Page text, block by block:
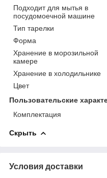
Подходит для мытья в
посудомоечной машине
Тип тарелки
Форма
Хранение в морозильной
камере
Хранение в холодильнике
Цвет
Пользовательские
Комплектация
Скрыть
Условия доставки